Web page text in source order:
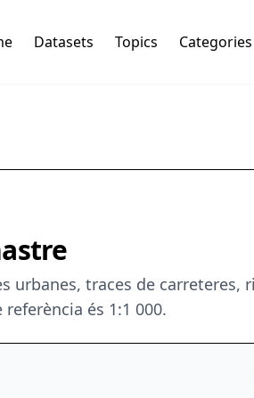
Datasets Topics Categories
traces de carreteres,
és 1:1 000.